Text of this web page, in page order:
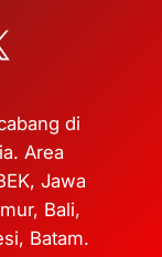
di
Area
Jawa
Bali,
Batam.